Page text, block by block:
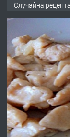
ПРЕДЛАГА
ПРЕДЛАГА
Случайна рецепта